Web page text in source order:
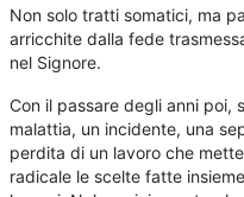
Non solo tratti somatici, ma
arricchite dalla fede
nel Signore.
Con il passare degli anni poi,
malattia, un incidente, una
perdita di un lavoro che
radicale le scelte fatte